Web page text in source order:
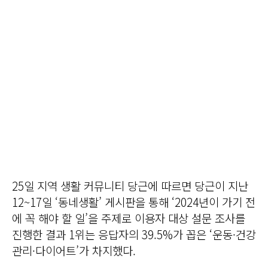
25일 지역 생활 커뮤니티 당근에 따르면 당근이 지난
12~17일 ‘동네생활’ 게시판을 통해 ‘2024년이 가기 전
에 꼭 해야 할 일’을 주제로 이용자 대상 설문 조사를
진행한 결과 1위는 응답자의 39.5%가 꼽은 ‘운동·건강
관리·다이어트’가 차지했다.